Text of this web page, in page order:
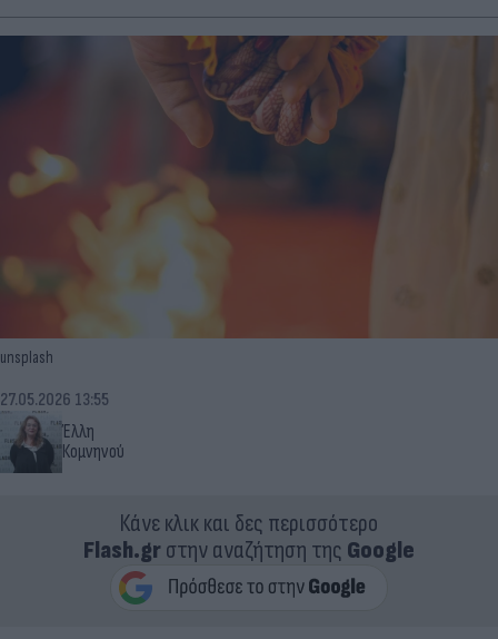
unsplash
Έλλη
Κομνηνού
27.05.2026 13:55
Κάνε κλικ και δες περισσότερο
Flash.grστην αναζήτηση της Google